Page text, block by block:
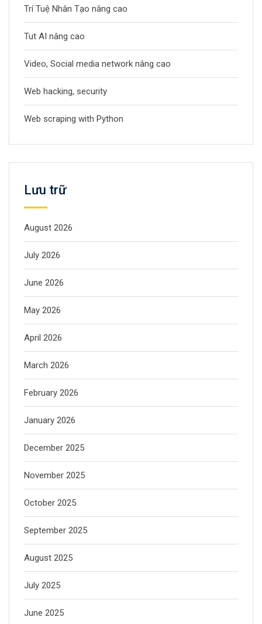
Trí Tuệ Nhân Tạo nâng cao
Tut AI nâng cao
Video, Social media network nâng cao
Web hacking, security
Web scraping with Python
Lưu trữ
August 2026
July 2026
June 2026
May 2026
April 2026
March 2026
February 2026
January 2026
December 2025
November 2025
October 2025
September 2025
August 2025
July 2025
June 2025